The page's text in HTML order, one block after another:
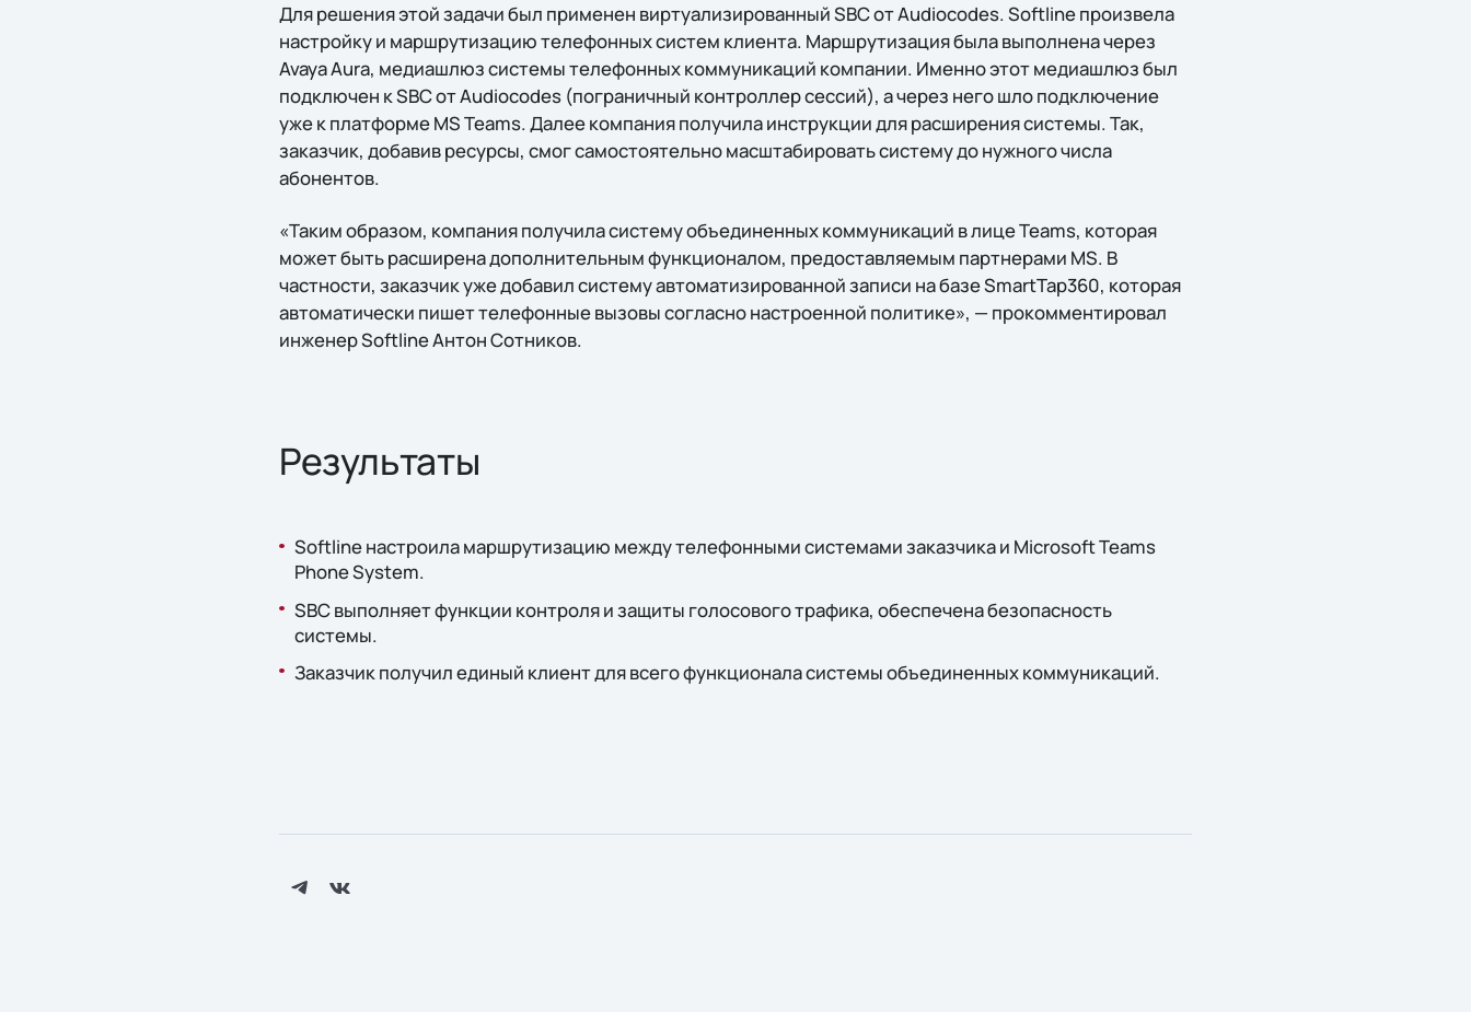
Для решения этой задачи был применен виртуализированный SBC от Audiocodes. Softline произвела
настройку и маршрутизацию телефонных систем клиента. Маршрутизация была выполнена через
Avaya Aura, медиашлюз системы телефонных коммуникаций компании. Именно этот медиашлюз был
подключен к SBC от Audiocodes (пограничный контроллер сессий), а через него шло подключение
уже к платформе MS Teams. Далее компания получила инструкции для расширения системы. Так,
заказчик, добавив ресурсы, смог самостоятельно масштабировать систему до нужного числа
абонентов.
«Таким образом, компания получила систему объединенных коммуникаций в лице Teams, которая
может быть расширена дополнительным функционалом, предоставляемым партнерами MS. В
частности, заказчик уже добавил систему автоматизированной записи на базе SmartTap360, которая
автоматически пишет телефонные вызовы согласно настроенной политике», — прокомментировал
инженер Softline Антон Сотников.
Результаты
Softline настроила маршрутизацию между телефонными системами заказчика и Microsoft Teams
Phone System.
SBC выполняет функции контроля и защиты голосового трафика, обеспечена безопасность
системы.
Заказчик получил единый клиент для всего функционала системы объединенных коммуникаций.